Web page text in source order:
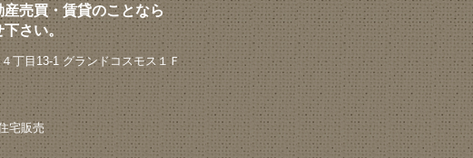
売買・賃貸のことなら
下さい。
丁目13-1 グランドコスモス１Ｆ
宅販売